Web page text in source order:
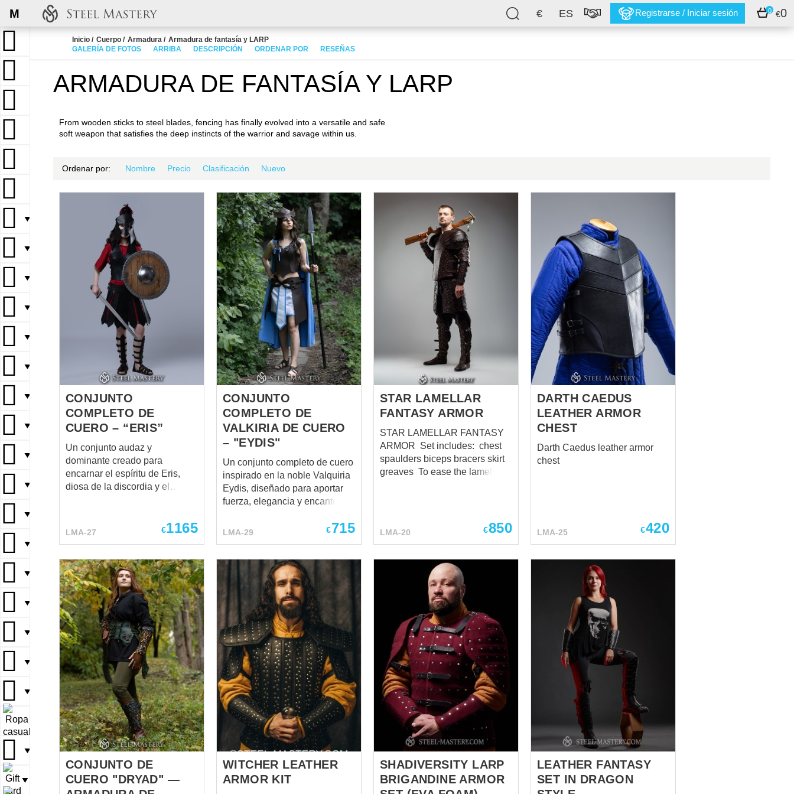
€ ES Registrarse / Iniciar sesión 0 €0
M
▼
▼
▼
▼
▼
▼
▼
▼
▼
▼
▼
▼
▼
▼
▼
▼
▼
▼
▼
Inicio Cuerpo Armadura
Armadura de fantasía y LARP
GALERÍA DE FOTOS
ARRIBA DESCRIPCIÓN ORDENAR POR RESEÑAS
ARMADURA DE FANTASÍA Y LARP
From wooden sticks to steel blades, fencing has finally evolved into a versatile and safe
soft weapon that satisfies the deep instincts of the warrior and savage within us.
Ordenar por: Nombre Precio Clasificación Nuevo
CONJUNTO
COMPLETO DE
CUERO – “ERIS”
Un conjunto audaz y
dominante creado para
encarnar el espíritu de Eris,
diosa de la discordia y el
cuero – inspirado en los cascos
con protector facial y penacho.
Más ligero que el metal,
conserva la estética marcial.
Estos cascos simbolizaban
rango e intimidación en el
campo de batalla. Chaleco de
cuero (Coraza) – armadura de
pecho inspirada en la lorica
musculata y en corazas
posteriores de cuero. Protege
el torso y resalta la silueta del
guerrero. Históricamente usado
por oficiales y gladiadores.
Falda de cuero (Placas
segmentadas) – evocando la...
LMA-27 €1165
CONJUNTO
COMPLETO DE
VALKIRIA DE CUERO
– "EYDIS"
Un conjunto completo de cuero
inspirado en la noble Valquiria
Eydis, diseñado para aportar
fuerza, elegancia y encanto
buscan un look de fantasía
de cuero natural grueso, con
elementos alados distintivos en
los lados. Se lleva como una
gorra, sin forro ni correas de
ajuste, conservando un
aspecto auténtico. Chaleco de
cuero: De cuero natural grueso.
Ajustable mediante cordones
laterales y tirantes con hebillas,
para una adaptación precisa.
Mantiene su forma y crea una
silueta armada. Falda de cuero:
Compuesta por varios paneles
de cuero. Se abrocha en la
cintura con tama...
LMA-29 €715
STAR LAMELLAR
FANTASY ARMOR
STAR LAMELLAR FANTASY
ARMOR Set includes: chest
spaulders biceps bracers skirt
greaves To ease the lamellar
delightful lamellar-stars, we
natural skin "crazy horse" with
a thickness of 1.4-1.6 mm. This
is a high-quality cattle leather
with increased strength, coated
with refractory wax as a
finishing treatment. This
treatment makes the skin not
only beautiful, but also
exceptionally strong, soft and
supple. For lamellar scales and
big plates, we chose the
strongest belt leather 3-4 mm
thick. Gorgeous...
LMA-20 €850
DARTH CAEDUS
LEATHER ARMOR
CHEST
Darth Caedus leather armor
chest
LMA-25 €420
CONJUNTO DE
CUERO "DRYAD" —
WITCHER LEATHER
ARMOR KIT
SHADIVERSITY LARP
BRIGANDINE ARMOR
LEATHER FANTASY
SET IN DRAGON